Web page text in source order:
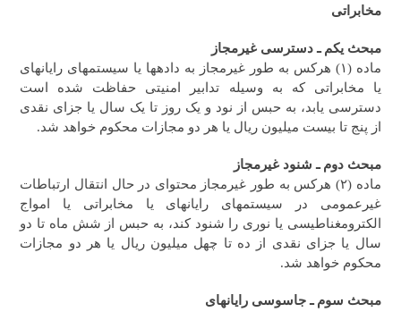
مخابراتی
مبحث یکم ـ دسترسی غیرمجاز
‎‎‎ماده (۱) هرکس به طور غیرمجاز به داده‎ها یا سیستم‎های رایانه‎ای
یا مخابراتی که به وسیله تدابیر امنیتی حفاظت شده است
دسترسی یابد، به حبس از نود و یک روز تا یک سال یا جزای نقدی
از پنج تا بیست میلیون ریال یا هر دو مجازات محکوم خواهد شد.
مبحث دوم ـ شنود غیرمجاز
‎‎‎ماده (۲) هرکس به طور غیرمجاز محتوای در حال انتقال ارتباطات
غیرعمومی در سیستم‎های رایانه‎ای یا مخابراتی یا امواج
الکترومغناطیسی یا نوری را شنود کند، به حبس از شش ماه تا دو
سال یا جزای نقدی از ده تا چهل میلیون ریال یا هر دو مجازات
محکوم خواهد شد.
مبحث سوم ـ جاسوسی رایانهای